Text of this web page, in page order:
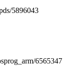
5896043
6565347